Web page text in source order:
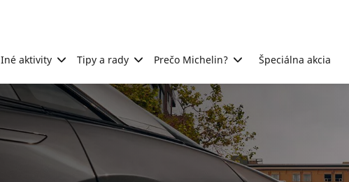
Iné aktivity Tipy a rady Prečo Michelin? Špeciálna akcia